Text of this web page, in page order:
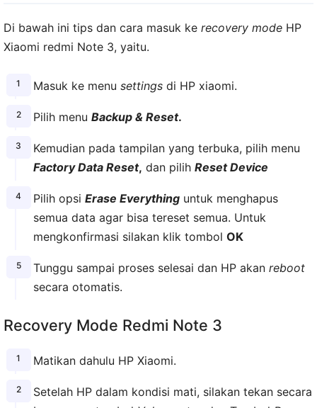
Di bawah ini tips dan cara masuk ke recovery mode HP
Xiaomi redmi Note 3, yaitu.
Masuk ke menu settingsdi HP xiaomi.
Pilih menu Backup & Reset.
Kemudian pada tampilan yang terbuka, pilih menu
Factory Data Reset, dan pilih Reset Device
Pilih opsi Erase Everythinguntuk menghapus
semua data agar bisa tereset semua. Untuk
mengkonfirmasi silakan klik tombol OK
Tunggu sampai proses selesai dan HP akan reboot
secara otomatis.
Recovery Mode Redmi Note 3
Matikan dahulu HP Xiaomi.
Setelah HP dalam kondisi mati, silakan tekan secara